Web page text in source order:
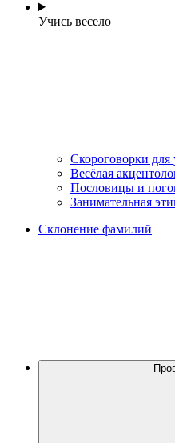
Учись весело
Скороговорки для
Весёлая
Пословицы и
Занимательная
Склонение фамилий